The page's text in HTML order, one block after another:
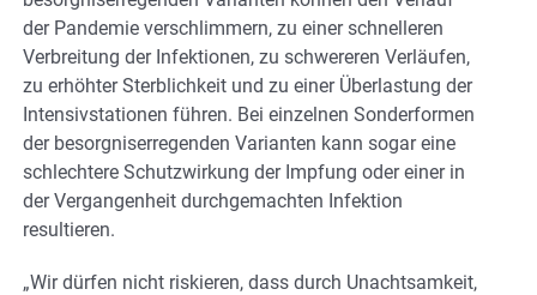
der Pandemie verschlimmern, zu einer schnelleren
Verbreitung der Infektionen, zu schwereren Verläufen,
zu erhöhter Sterblichkeit und zu einer Überlastung der
Intensivstationen führen. Bei einzelnen Sonderformen
der besorgniserregenden Varianten kann sogar eine
schlechtere Schutzwirkung der Impfung oder einer in
der Vergangenheit durchgemachten Infektion
resultieren.
„Wir dürfen nicht riskieren, dass durch Unachtsamkeit,